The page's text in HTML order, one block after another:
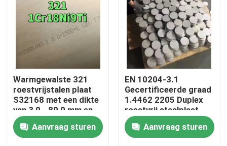
Producten
Video's
Over ons
fabriekstour
Kwaliteitscontrole
Warmgewalste 321
roestvrijstalen plaat
S32168 met een dikte
van 3,0 - 80,0 mm en
corrosiebestendigheid
Aanvraag sturen
EN 10204-3.1
Gecertificeerde graad
1.4462 2205 Duplex
roestvrij staalplaat
met warmgewalste
techniekAanvraag sturen